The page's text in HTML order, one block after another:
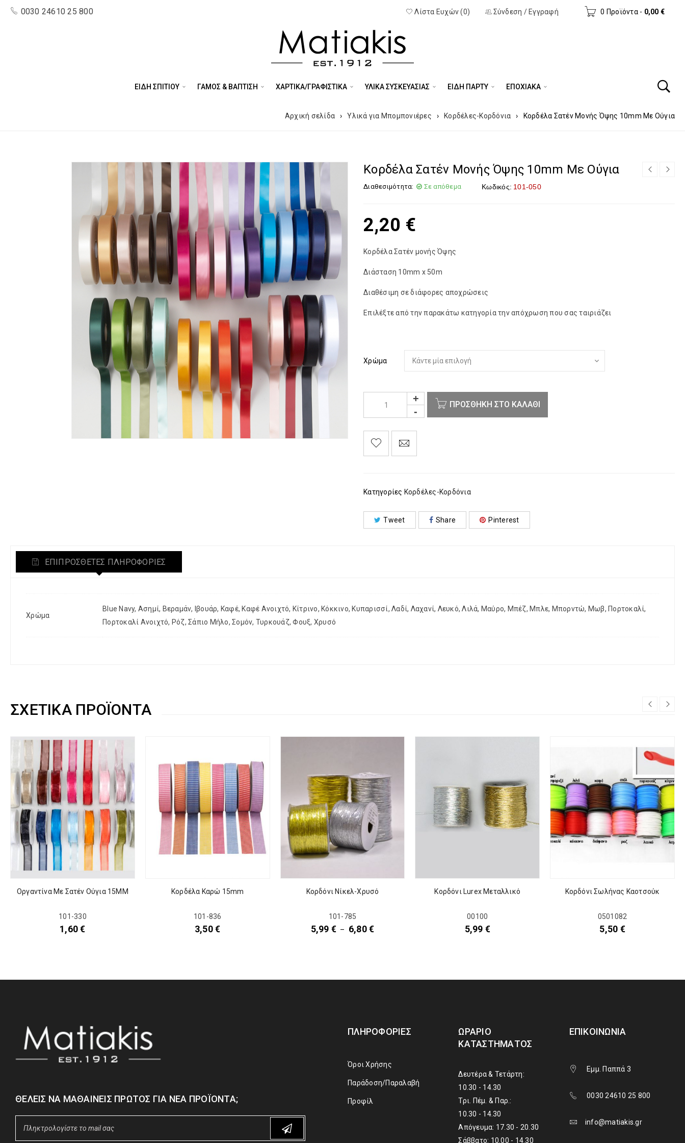
0030 24610 25 800 0 Προϊόντα - 0,00 €
Σύνδεση / Εγγραφή
Λίστα Ευχών (0)
ΕΙΔΗ ΣΠΙΤΙΟΥ ΓΑΜΟΣ & ΒΑΠΤΙΣΗ ΧΑΡΤΙΚΑ/ΓΡΑΦΙΣΤΙΚΑ ΥΛΙΚΑ ΣΥΣΚΕΥΑΣΙΑΣ ΕΊΔΗ ΠΆΡΤΥ ΕΠΟΧΙΑΚΑ
Αρχική σελίδα › Υλικά για Μπομπονιέρες › Κορδέλες-Κορδόνια › Κορδέλα Σατέν Moνής Όψης 10mm Με Ούγια
Κορδέλα Σατέν Moνής Όψης 10mm Με Ούγια
Διαθεσιμότητα: Σε απόθεμα Κωδικός: 101-050
2,20 €
Κορδέλα Σατέν μονής Όψης
Διάσταση 10mm x 50m
Διαθέσιμη σε διάφορες αποχρώσεις
Επιλέξτε από την παρακάτω κατηγορία την απόχρωση που σας ταιριάζει
Χρώμα
ΠΡΟΣΘΉΚΗ ΣΤΟ ΚΑΛΆΘΙ
Κατηγορίες Κορδέλες-Κορδόνια
Tweet Share Pinterest
ΕΠΙΠΡΌΣΘΕΤΕΣ ΠΛΗΡΟΦΟΡΊΕΣ
Χρώμα
Blue Navy, Ασημί, Βεραμάν, Ιβουάρ, Καφέ, Καφέ Ανοιχτό, Κίτρινο, Κόκκινο, Κυπαρισσί, Λαδί, Λαχανί, Λευκό, Λιλά, Μαύρο, Μπέζ, Μπλε, Μπορντώ, Μωβ, Πορτοκαλί,
Πορτοκαλί Ανοιχτό, Ρόζ, Σάπιο Μήλο, Σομόν, Τυρκουάζ, Φουξ, Χρυσό
ΣΧΕΤΙΚΆ ΠΡΟΪΌΝΤΑ
Οργαντίνα Με Σατέν Ούγια 15ΜΜ
101-330
1,60€
Κορδέλα Καρώ 15mm
101-836
3,50€
Κορδόνι Νίκελ-Χρυσό
101-785
5,99 € – 6,80€
Κορδόνι Lurex Μεταλλικό
00100
5,99 €
Κορδόνι Σωλήνας Καοτσούκ
0501082
5,50 €
ΘΈΛΕΙΣ ΝΑ ΜΑΘΑΊΝΕΙΣ ΠΡΏΤΟΣ ΓΙΑ ΝΈΑ ΠΡΟΪΌΝΤΑ;
ΠΛΗΡΟΦΟΡΊΕΣ
Όροι Χρήσης
Παράδοση/Παραλαβή
Προφίλ
ΩΡΆΡΙΟ
ΚΑΤΑΣΤΉΜΑΤΟΣ
Δευτέρα & Τετάρτη:
10.30 - 14.30
Τρι. Πέμ. & Παρ.:
10.30 - 14.30
Απόγευμα: 17.30 - 20.30
Σάββατο: 10.00 - 14.30
ΕΠΙΚΟΙΝΩΝΊΑ
Εμμ. Παππά 3
0030 24610 25 800
info@matiakis.gr